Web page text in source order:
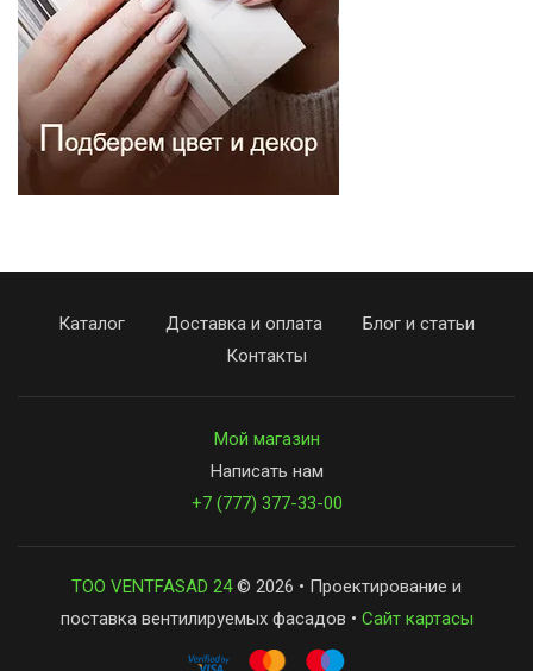
Каталог Доставка и оплата
Блог и статьи
Контакты
Мой магазин
Написать нам
+7 (777) 377-33-00
ТОО VENTFASAD 24© 2026 • Проектирование и
поставка вентилируемых фасадов • Сайт картасы